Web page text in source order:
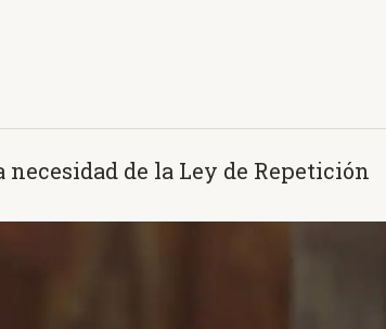
de la Ley de Repetición